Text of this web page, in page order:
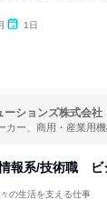
1日
ーションズ株式会社
カー、商用・産業用機
情報系/技術職 ビ
の生活を支える仕事